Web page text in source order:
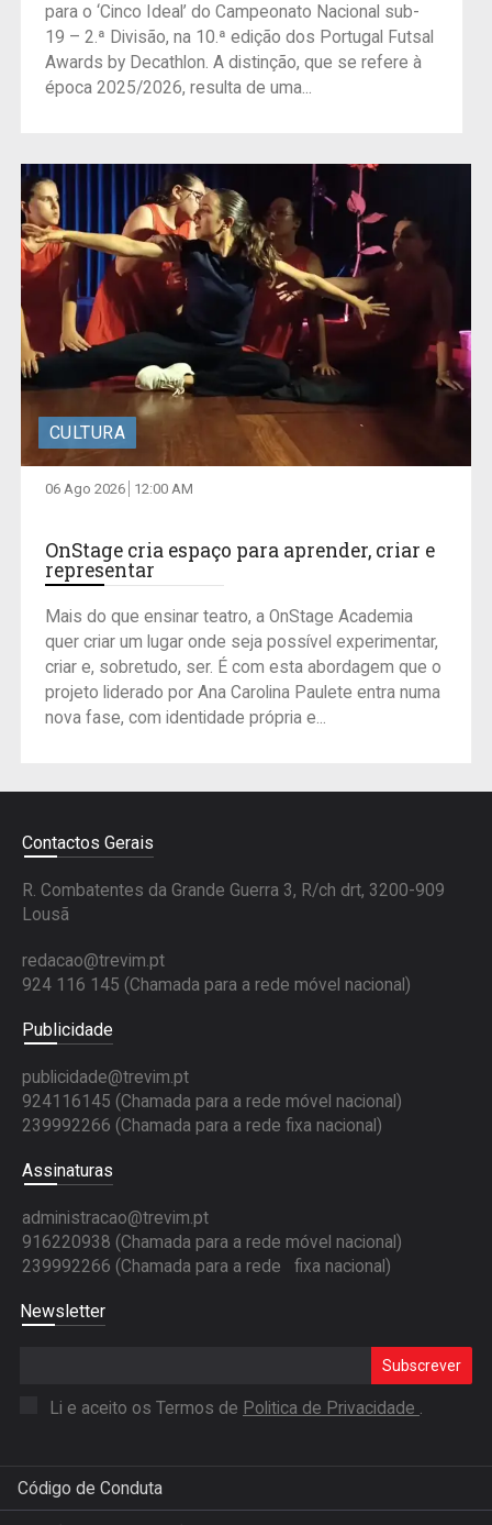
para o ‘Cinco Ideal’ do Campeonato Nacional sub-
19 – 2.ª Divisão, na 10.ª edição dos Portugal Futsal
Awards by Decathlon. A distinção, que se refere à
época 2025/2026, resulta de uma...
CULTURA
06 Ago 2026 12:00 AM
OnStage cria espaço para aprender, criar e
representar
Mais do que ensinar teatro, a OnStage Academia
quer criar um lugar onde seja possível experimentar,
criar e, sobretudo, ser. É com esta abordagem que o
projeto liderado por Ana Carolina Paulete entra numa
nova fase, com identidade própria e...
Contactos Gerais
R. Combatentes da Grande Guerra 3, R/ch drt, 3200-909
Lousã
redacao@trevim.pt
924 116 145 (Chamada para a rede móvel nacional)
Publicidade
publicidade@trevim.pt
924116145 (Chamada para a rede móvel nacional)
239992266 (Chamada para a rede fixa nacional)
Assinaturas
administracao@trevim.pt
916220938 (Chamada para a rede móvel nacional)
239992266 (Chamada para a rede fixa nacional)
Newsletter
Subscrever
Li e aceito os Termos de Politica de Privacidade .
Código de Conduta